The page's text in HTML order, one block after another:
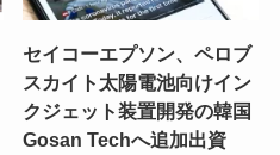
セイコーエプソン、ペロブ
スカイト太陽電池向けイン
クジェット装置開発の韓国
Gosan Techへ追加出資